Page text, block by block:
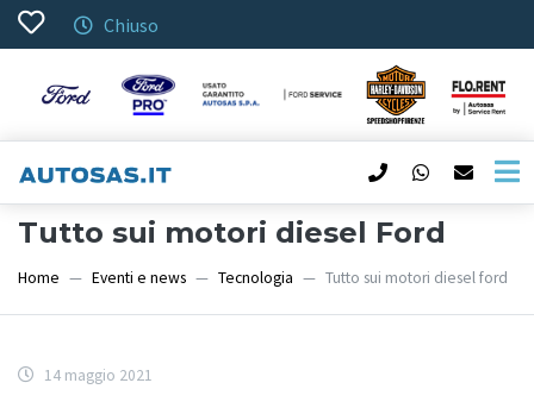
Chiuso
Tutto sui motori diesel Ford
Home Eventi e news Tecnologia Tutto sui motori diesel ford
14 maggio 2021